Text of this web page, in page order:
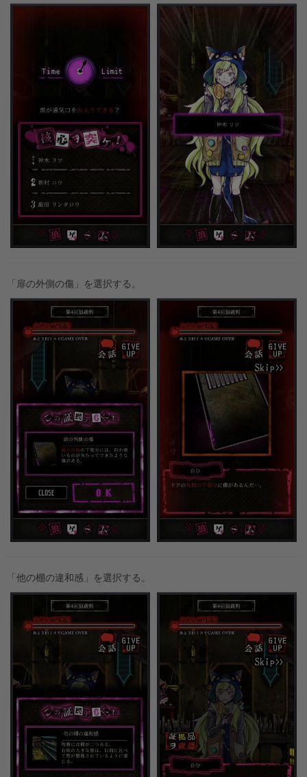
「扉の外側の傷」を選択する。
「他の棚の違和感」を選択する。